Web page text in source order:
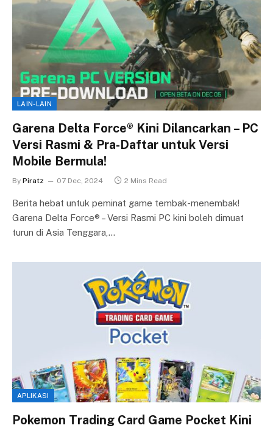
LAIN-LAIN
Garena Delta Force® Kini Dilancarkan – PC
Versi Rasmi & Pra-Daftar untuk Versi
Mobile Bermula!
By Piratz 07 Dec, 2024 2 Mins Read
Berita hebat untuk peminat game tembak-menembak!
Garena Delta Force® – Versi Rasmi PC kini boleh dimuat
turun di Asia Tenggara,…
APLIKASI
Pokemon Trading Card Game Pocket Kini